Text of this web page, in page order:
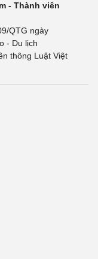
- Thành viên
QTG ngày
- Du lịch
thông Luật Việt